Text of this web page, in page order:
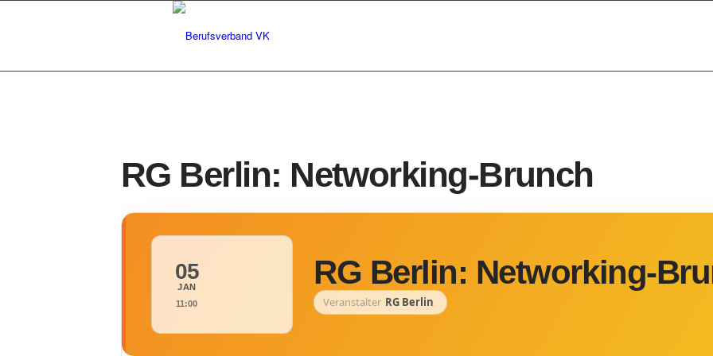
RG Berlin: Networking-Brunch
05
JAN
11:00
RG Berlin: Networking-
Veranstalter RG Berlin